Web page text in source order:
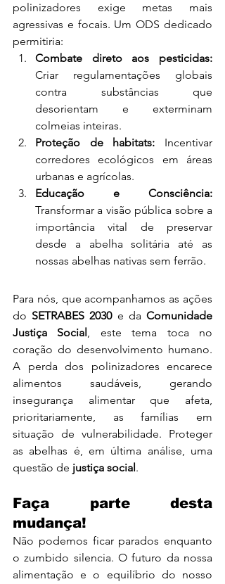
polinizadores exige metas mais
agressivas e focais. Um ODS dedicado
permitiria:
Combate direto aos pesticidas:
Criar regulamentações globais
contra substâncias que
desorientam e exterminam
colmeias inteiras.
Proteção de habitats: Incentivar
corredores ecológicos em áreas
urbanas e agrícolas.
Educação e Consciência:
Transformar a visão pública sobre a
importância vital de preservar
desde a abelha solitária até as
nossas abelhas nativas sem ferrão.
Para nós, que acompanhamos as ações
do SETRABES 2030 e da Comunidade
Justiça Social, este tema toca no
coração do desenvolvimento humano.
A perda dos polinizadores encarece
alimentos saudáveis, gerando
insegurança alimentar que afeta,
prioritariamente, as famílias em
situação de vulnerabilidade. Proteger
as abelhas é, em última análise, uma
questão de justiça social.
Faça parte desta
mudança!
Não podemos ficar parados enquanto
o zumbido silencia. O futuro da nossa
alimentação e o equilíbrio do nosso